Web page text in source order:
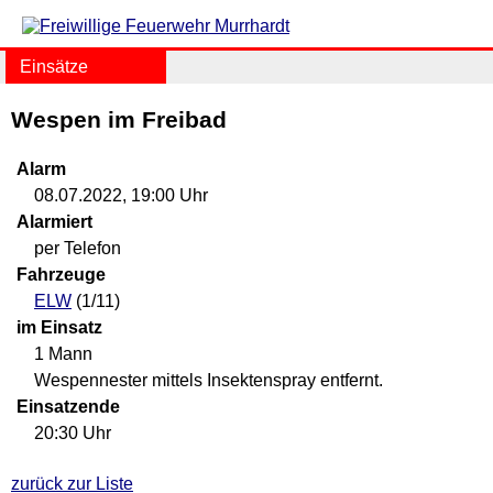
Einsätze
Wespen im Freibad
Alarm
08.07.2022, 19:00 Uhr
Alarmiert
per Telefon
Fahrzeuge
ELW (1/11)
im Einsatz
1 Mann
Wespennester mittels Insektenspray entfernt.
Einsatzende
20:30 Uhr
zurück zur Liste